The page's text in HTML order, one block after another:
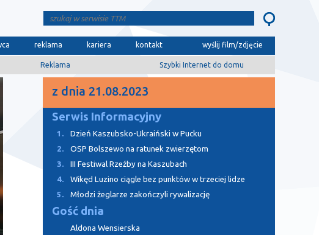
reklama kariera kontakt wyślij film/zdjęcie
Reklama Szybki Internet do domu
z dnia 21.08.2023
Serwis Informacyjny
1.
Dzień Kaszubsko-Ukraiński w Pucku
2.
OSP Bolszewo na ratunek zwierzętom
3.
III Festiwal Rzeźby na Kaszubach
4.
Wikęd Luzino ciągle bez punktów w trzeciej lidze
5.
Młodzi żeglarze zakończyli rywalizację
Gość dnia
Aldona Wensierska